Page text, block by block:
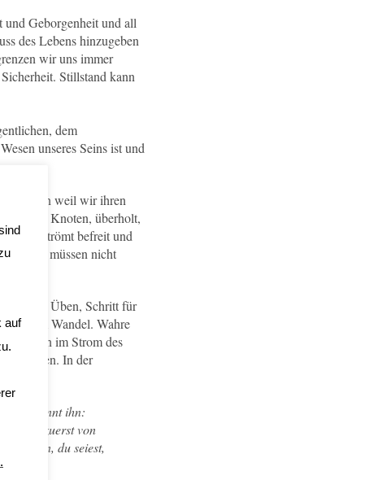
und Geborgenheit und all
des Lebens hinzugeben
wir uns immer
Stillstand kann
dem
unseres Seins ist und
sondern weil wir ihren
diese Knoten, überholt,
sich, strömt befreit und
Knoten müssen nicht
Üben, Schritt für
sich am Wandel. Wahre
Werden im Strom des
In der
benennt ihn:
nicht zuerst von
finden, du seiest,
auf